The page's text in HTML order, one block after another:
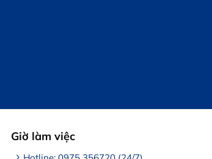
Giờ làm việc